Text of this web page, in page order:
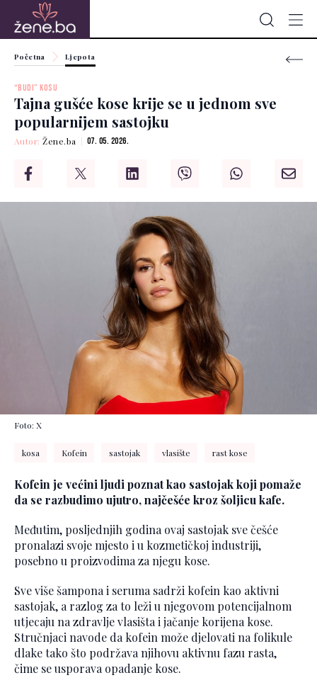
Početna Ljepota
“BUDI” KOSU
Tajna gušće kose krije se u jednom sve
popularnijem sastojku
Autor:Žene.ba 07. 05. 2026.
Foto: X
kosa Kofein sastojak vlasište rast kose
Kofein je većini ljudi poznat kao sastojak koji pomaže
da se razbudimo ujutro, najčešće kroz šoljicu kafe.
Međutim, posljednjih godina ovaj sastojak sve češće
pronalazi svoje mjesto i u kozmetičkoj industriji,
posebno u proizvodima za njegu kose.
Sve više šampona i seruma sadrži kofein kao aktivni
sastojak, a razlog za to leži u njegovom potencijalnom
utjecaju na zdravlje vlasišta i jačanje korijena kose.
Stručnjaci navode da kofein može djelovati na folikule
dlake tako što podržava njihovu aktivnu fazu rasta,
čime se usporava opadanje kose.